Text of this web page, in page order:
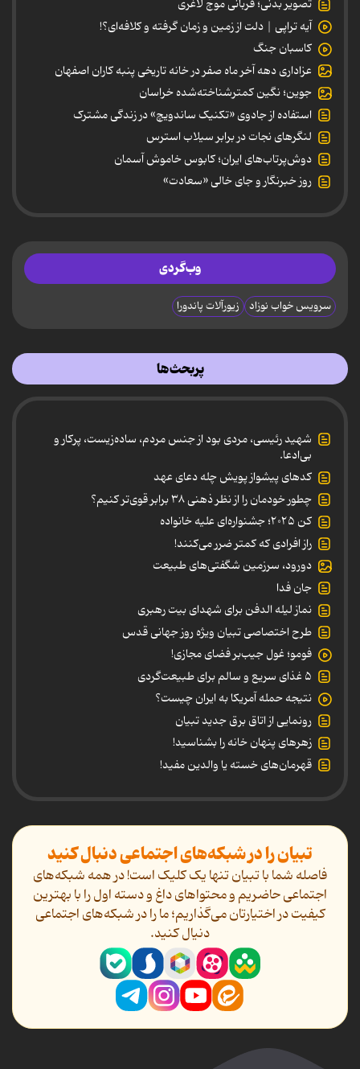
تصویر بدنی؛ قربانی موج لاغری
آیه تراپی | دلت از زمین و زمان گرفته و کلافه‌ای؟!
کاسبان جنگ
عزاداری دهه آخر ماه صفر در خانه تاریخی پنبه کاران اصفهان
جوین؛ نگین کمترشناخته‌شده خراسان
استفاده از جادوی «تکنیک ساندویچ» در زندگی مشترک
لنگرهای نجات در برابر سیلاب استرس
دوش‌پرتاب‌های ایران؛ کابوس خاموش آسمان
روز خبرنگار و جای خالی «سعادت»
وب‌گردی
سرویس خواب نوزاد زیورآلات پاندورا
پربحث‌ها
شهید رئیسی، مردی بود از جنس مردم، ساده‌زیست، پرکار و
بی‌ادعا.
کدهای پیشواز پویش چله دعای عهد
چطور خودمان را از نظر ذهنی ۳۸ برابر قوی‌تر کنیم؟
کن ۲۰۲۵؛ جشنواره‌ای علیه خانواده
راز افرادی که کمتر ضرر می‌کنند!
دورود، سرزمین شگفتی‌های طبیعت
جان فدا
نماز لیله الدفن برای شهدای بیت رهبری
طرح اختصاصی تبیان ویژه روز جهانی قدس
فومو؛ غول جیب‌بر فضای مجازی!
۵ غذای سریع و سالم برای طبیعت‌گردی
نتیجه حمله آمریکا به ایران چیست؟
رونمایی از اتاق برق جدید تبیان
زهرهای پنهان خانه را بشناسید!
قهرمان‌های خسته یا والدین مفید!
تبیان را در شبکه‌های اجتماعی دنبال کنید
فاصله شما با تبیان تنها یک کلیک است! در همه شبکه‌های
اجتماعی حاضریم و محتواهای داغ و دسته اول را با بهترین
کیفیت در اختیارتان می‌گذاریم؛ ما را در شبکه‌های اجتماعی
دنیال کنید.